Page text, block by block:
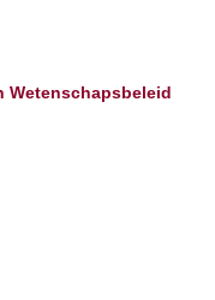
Wetenschapsbeleid